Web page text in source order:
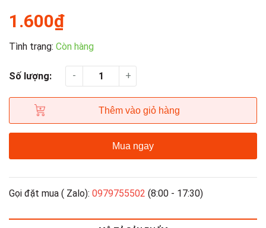
1.600₫
Tình trạng: Còn hàng
Số lượng: - +
Thêm vào giỏ hàng
Mua ngay
Gọi đặt mua ( Zalo): 0979755502 (8:00 - 17:30)